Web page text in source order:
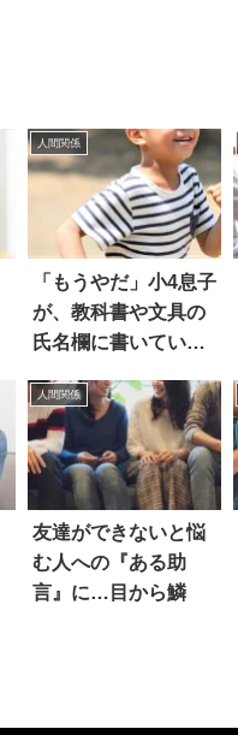
人間関係
「もうやだ」小4息子
が、教科書や文具の
氏名欄に書いていた
人間関係
友達ができないと悩
む人への『ある助
言』に…目から鱗